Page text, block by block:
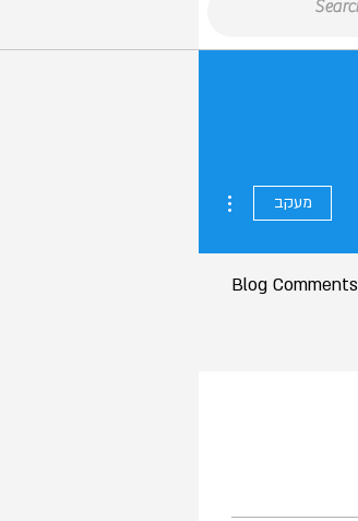
מעקב
Blog Comments